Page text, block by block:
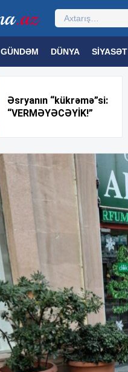
GÜNDƏM DÜNYA SIYASƏT
Əsryanın “kükrəmə”si:
“VERMƏYƏCƏYİK!”